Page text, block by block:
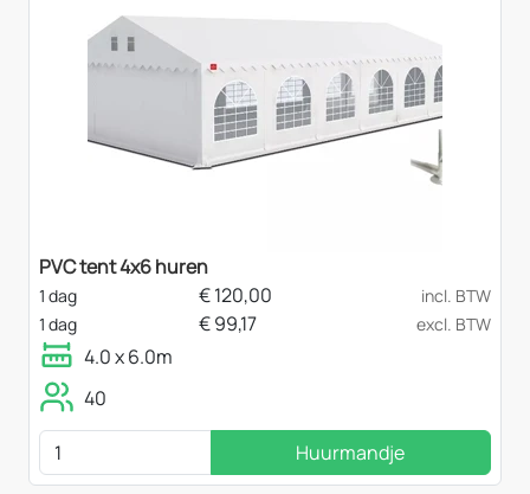
PVC tent 4x6 huren
1 dag €120,00
incl. BTW
1 dag
€99,17 excl. BTW
4.0 x 6.0m
40
Huurmandje